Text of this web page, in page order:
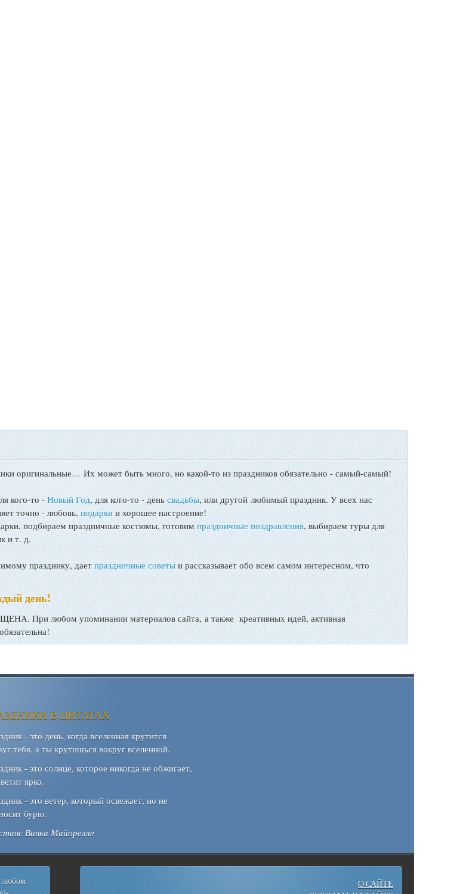
оригинальные… Их может быть много, но какой-то из праздников обязательно - самый-самый!
кого-то -Новый Год, для кого-то - день свадьбы, или другой любимый праздник. У всех нас
точно - любовь, подарки и хорошее настроение!
подбираем праздничные костюмы, готовим праздничные поздравления, выбираем туры для
и т. д.
празднику, даетпраздничные советыи рассказывает обо всем самом интересном, что
день!
При любом упоминании материалов сайта, а также креативных идей, активная
В ЦИТАТАХ
- это день, когда вселенная крутится
тебя, а ты крутишься вокруг вселенной.
- это солнце, которое никогда не обжигает,
ярко.
- это ветер, который освежает, но не
бурю.
Винка Майорелле
любом
О САЙТЕ